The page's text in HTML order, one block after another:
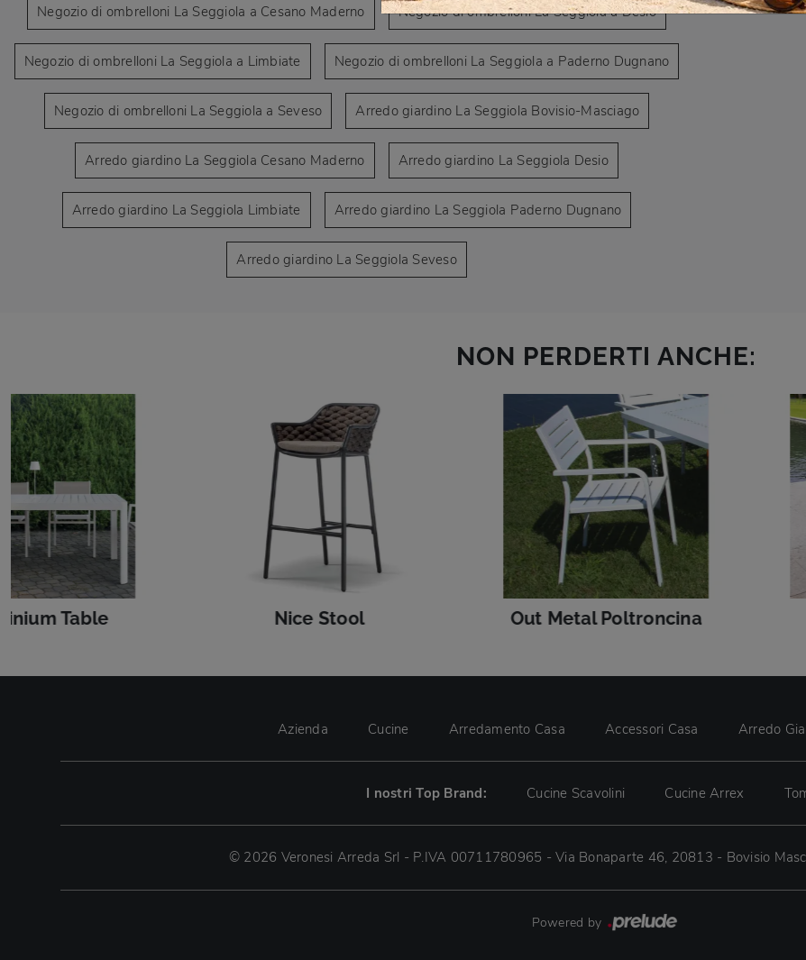
Negozio di ombrelloni La Seggiola a Cesano Maderno Negozio di ombrelloni La Seggiola a Desio
Negozio di ombrelloni La Seggiola a Limbiate Negozio di ombrelloni La Seggiola a Paderno Dugnano
Negozio di ombrelloni La Seggiola a Seveso Arredo giardino La Seggiola Bovisio-Masciago
Arredo giardino La Seggiola Cesano Maderno Arredo giardino La Seggiola Desio
Arredo giardino La Seggiola Limbiate Arredo giardino La Seggiola Paderno Dugnano
Arredo giardino La Seggiola Seveso
NON PERDERTI ANCHE:
Table Nice Stool Out Metal Poltroncina
Azienda Cucine Arredamento Casa Accessori Casa Arredo
I nostri Top Brand: Cucine Scavolini Cucine Arrex
© 2026 Veronesi Arreda Srl - P.IVA 00711780965 - Via Bonaparte 46, 20813 - Bovisio
Powered by